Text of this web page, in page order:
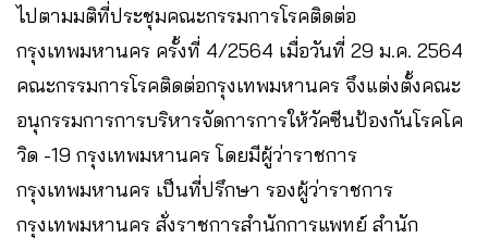
ไปตามมติที่ประชุมคณะกรรมการโรคติดต่อ
กรุงเทพมหานคร ครั้งที่ 4/2564 เมื่อวันที่ 29 ม.ค. 2564
คณะกรรมการโรคติดต่อกรุงเทพมหานคร จึงแต่งตั้งคณะ
อนุกรรมการการบริหารจัดการการให้วัคซีนป้องกันโรคโค
วิด -19 กรุงเทพมหานคร โดยมีผู้ว่าราชการ
กรุงเทพมหานคร เป็นที่ปรึกษา รองผู้ว่าราชการ
กรุงเทพมหานคร สั่งราชการสำนักการแพทย์ สำนัก